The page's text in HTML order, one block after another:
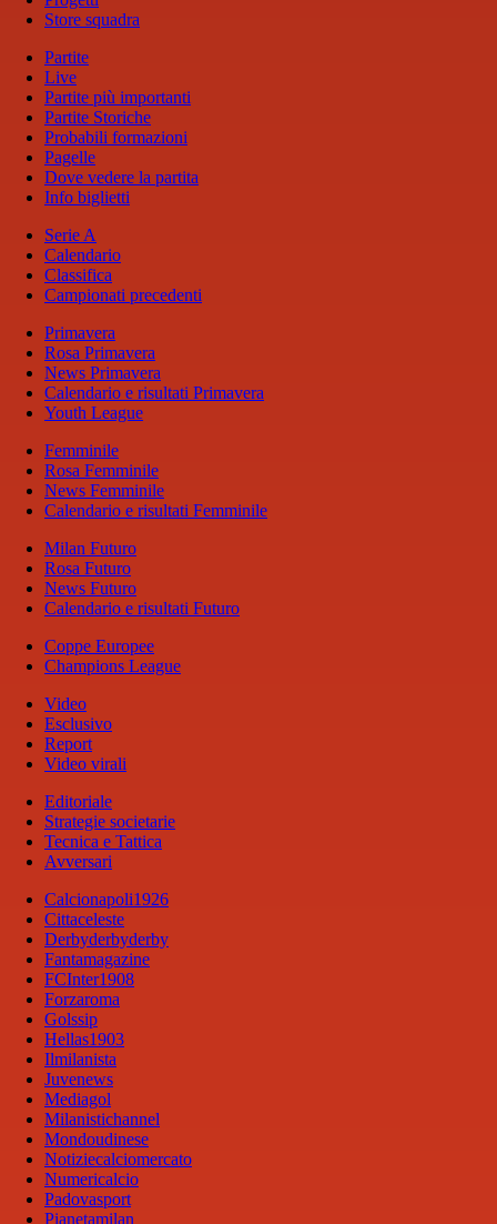
Store squadra
Partite
Live
Partite più importanti
Partite Storiche
Probabili formazioni
Pagelle
Dove vedere la partita
Info biglietti
Serie A
Calendario
Classifica
Campionati precedenti
Primavera
Rosa Primavera
News Primavera
Calendario e risultati Primavera
Youth League
Femminile
Rosa Femminile
News Femminile
Calendario e risultati Femminile
Milan Futuro
Rosa Futuro
News Futuro
Calendario e risultati Futuro
Coppe Europee
Champions League
Video
Esclusivo
Report
Video virali
Editoriale
Strategie societarie
Tecnica e Tattica
Avversari
Calcionapoli1926
Cittaceleste
Derbyderbyderby
Fantamagazine
FCInter1908
Forzaroma
Golssip
Hellas1903
Ilmilanista
Juvenews
Mediagol
Milanistichannel
Mondoudinese
Notiziecalciomercato
Numericalcio
Padovasport
Pianetamilan